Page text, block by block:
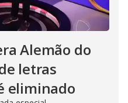
Alemão do
letras
eliminado